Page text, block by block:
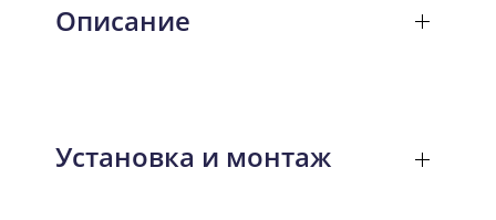
Описание
Установка и монтаж